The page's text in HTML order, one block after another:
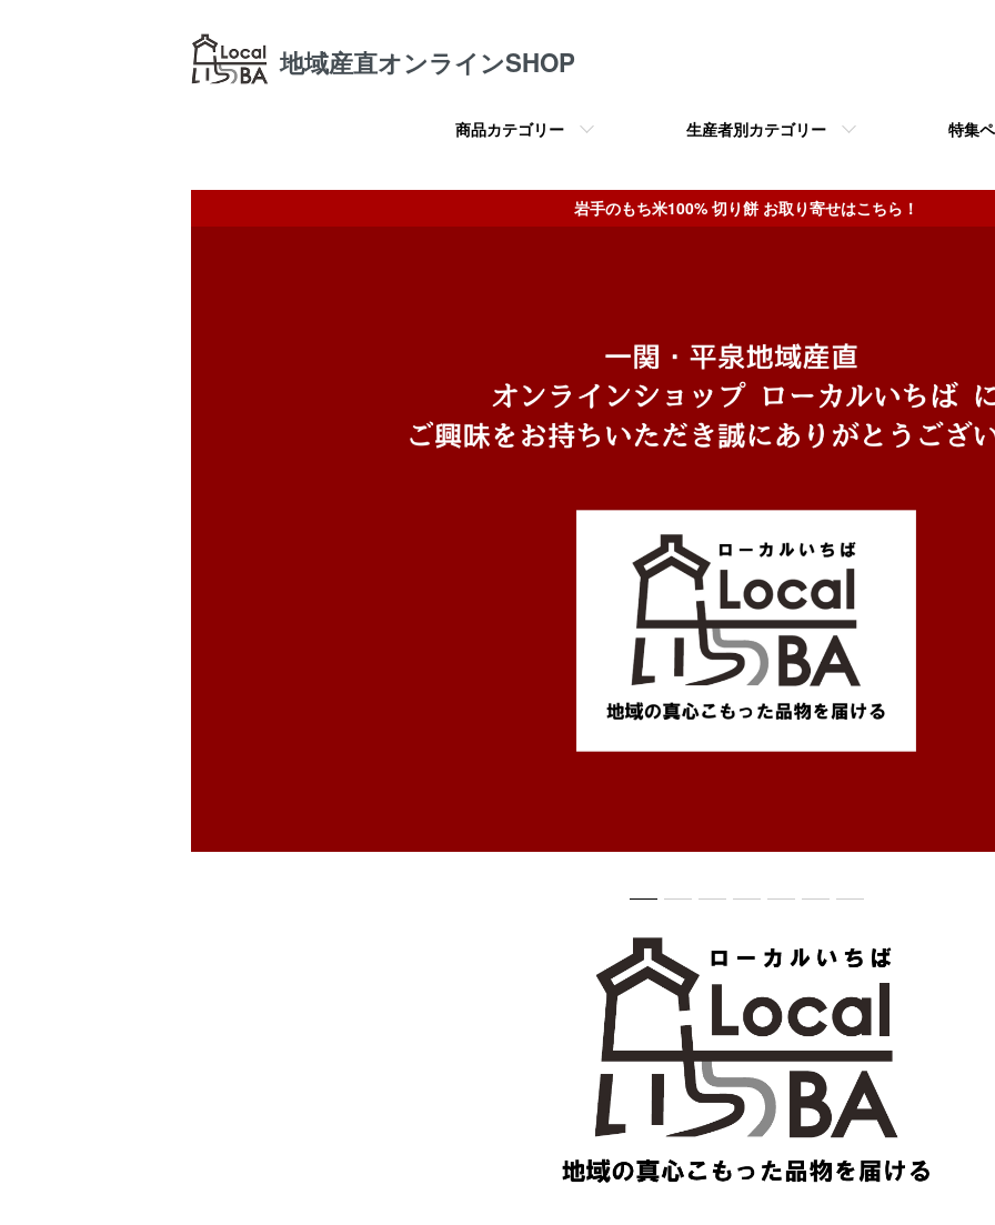
地域産直オンラインSHOP
商品カテゴリー 生産者別カテゴリー 特集
岩手のもち米100% 切り餅 お取り寄せはこちら！